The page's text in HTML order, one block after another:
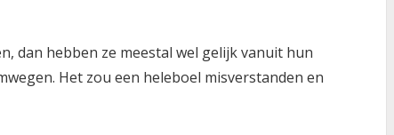
dan hebben ze meestal wel gelijk vanuit hun
Het zou een heleboel misverstanden en